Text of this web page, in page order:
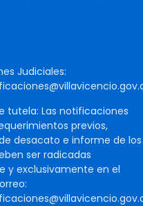
Judiciales:
tutela: Las notificaciones
previos,
desacato e informe de los
ser radicadas
y exclusivamente en el